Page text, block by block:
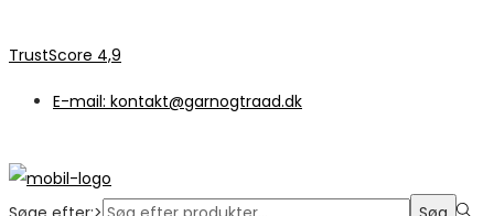
TrustScore 4,9
E-mail: kontakt@garnogtraad.dk